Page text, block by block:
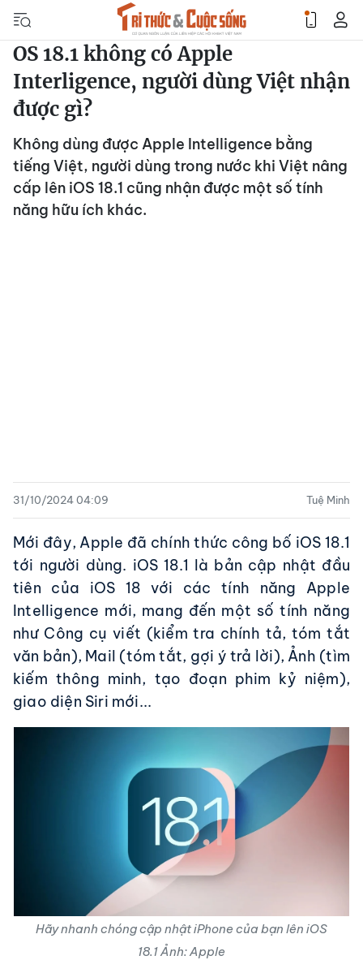
OS 18.1 không có Apple
Interligence, người dùng Việt nhận
được gì?
Không dùng được Apple Intelligence bằng
tiếng Việt, người dùng trong nước khi Việt nâng
cấp lên iOS 18.1 cũng nhận được một số tính
năng hữu ích khác.
31/10/2024 04:09 Tuệ Minh
Mới đây, Apple đã chính thức công bố iOS 18.1
tới người dùng. iOS 18.1 là bản cập nhật đầu
tiên của iOS 18 với các tính năng Apple
Intelligence mới, mang đến một số tính năng
như Công cụ viết (kiểm tra chính tả, tóm tắt
văn bản), Mail (tóm tắt, gợi ý trả lời), Ảnh (tìm
kiếm thông minh, tạo đoạn phim kỷ niệm),
giao diện Siri mới...
Hãy nhanh chóng cập nhật iPhone của bạn lên iOS
18.1Ảnh: Apple